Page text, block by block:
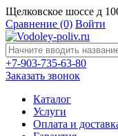
Щелковское шоссе д
Сравнение (0) Войти
+7-903-735-63-80
Заказать звонок
Каталог
Услуги
Оплата и